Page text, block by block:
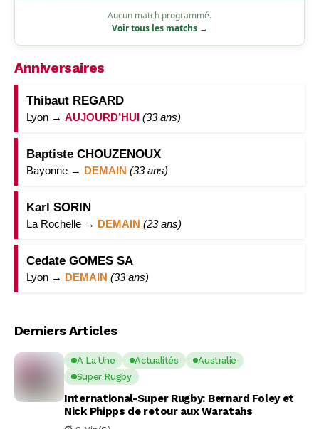
Aucun match programmé.
Voir tous les matchs →
Anniversaires
Thibaut REGARD
Lyon → AUJOURD’HUI (33 ans)
Baptiste CHOUZENOUX
Bayonne → DEMAIN (33 ans)
Karl SORIN
La Rochelle → DEMAIN (23 ans)
Cedate GOMES SA
Lyon → DEMAIN (33 ans)
Derniers Articles
A La Une Actualités
Australie
Super Rugby
International-Super Rugby: Bernard Foley et
Nick Phipps de retour aux Waratahs